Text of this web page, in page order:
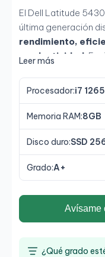
El Dell Latitude
última generación
rendimiento,
productividad .
fluidez en entornos
visual cómoda y
Leer más
Procesador:i7
Memoria RAM:8GB
Disco duro:SSD
Grado:A+
Avísame
¿Qué grado